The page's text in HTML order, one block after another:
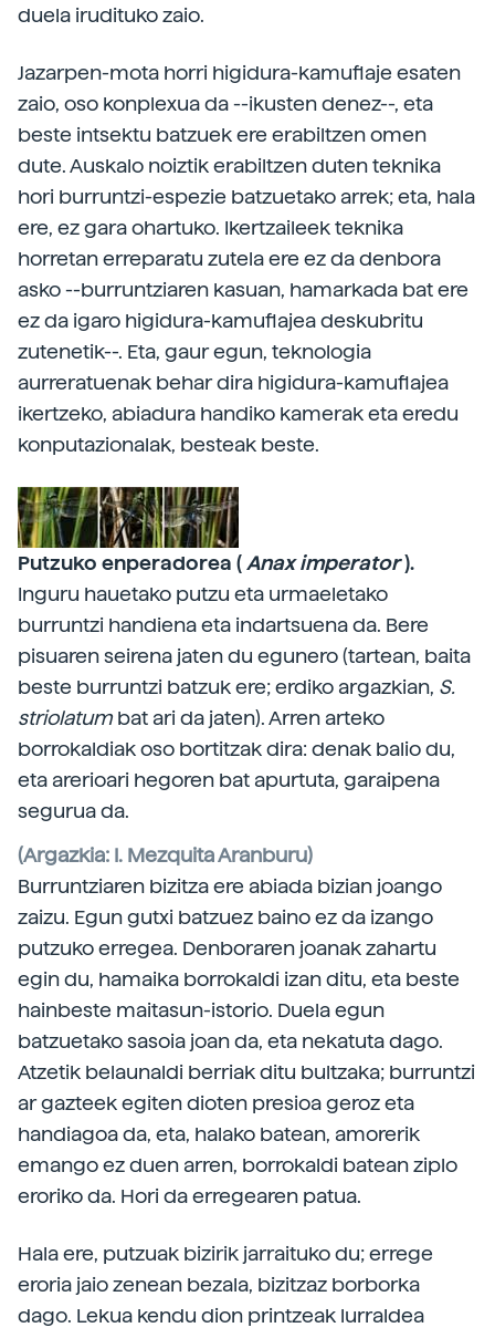
duela irudituko zaio.
Jazarpen-mota horri higidura-kamuflaje esaten
zaio, oso konplexua da --ikusten denez--, eta
beste intsektu batzuek ere erabiltzen omen
dute. Auskalo noiztik erabiltzen duten teknika
hori burruntzi-espezie batzuetako arrek; eta, hala
ere, ez gara ohartuko. Ikertzaileek teknika
horretan erreparatu zutela ere ez da denbora
asko --burruntziaren kasuan, hamarkada bat ere
ez da igaro higidura-kamuflajea deskubritu
zutenetik--. Eta, gaur egun, teknologia
aurreratuenak behar dira higidura-kamuflajea
ikertzeko, abiadura handiko kamerak eta eredu
konputazionalak, besteak beste.
Putzuko enperadorea (Anax imperator).
Inguru hauetako putzu eta urmaeletako
burruntzi handiena eta indartsuena da. Bere
pisuaren seirena jaten du egunero (tartean, baita
beste burruntzi batzuk ere; erdiko argazkian, S.
striolatumbat ari da jaten). Arren arteko
borrokaldiak oso bortitzak dira: denak balio du,
eta arerioari hegoren bat apurtuta, garaipena
segurua da.
(Argazkia: I. Mezquita Aranburu)
Burruntziaren bizitza ere abiada bizian joango
zaizu. Egun gutxi batzuez baino ez da izango
putzuko erregea. Denboraren joanak zahartu
egin du, hamaika borrokaldi izan ditu, eta beste
hainbeste maitasun-istorio. Duela egun
batzuetako sasoia joan da, eta nekatuta dago.
Atzetik belaunaldi berriak ditu bultzaka; burruntzi
ar gazteek egiten dioten presioa geroz eta
handiagoa da, eta, halako batean, amorerik
emango ez duen arren, borrokaldi batean ziplo
eroriko da. Hori da erregearen patua.
Hala ere, putzuak bizirik jarraituko du; errege
eroria jaio zenean bezala, bizitzaz borborka
dago. Lekua kendu dion printzeak lurraldea